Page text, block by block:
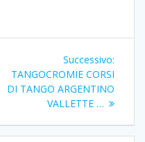
Successivo:
TANGOCROMIE CORSI
DI TANGO ARGENTINO
VALLETTE …